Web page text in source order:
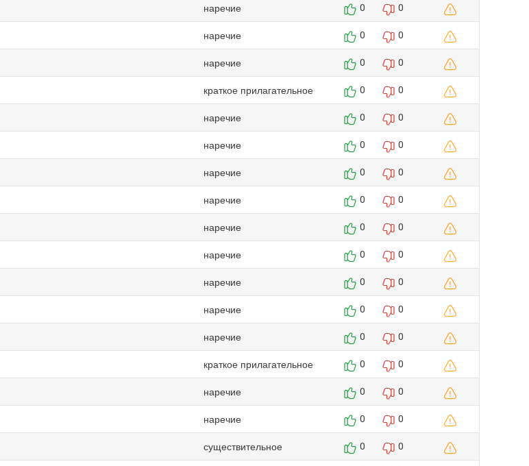
наречие 0 0
наречие 0 0
наречие 0 0
краткое прилагательное 0 0
наречие 0 0
наречие 0 0
наречие 0 0
наречие 0 0
наречие 0 0
наречие 0 0
наречие 0 0
наречие 0 0
наречие 0 0
краткое прилагательное 0 0
наречие 0 0
наречие 0 0
существительное 0 0